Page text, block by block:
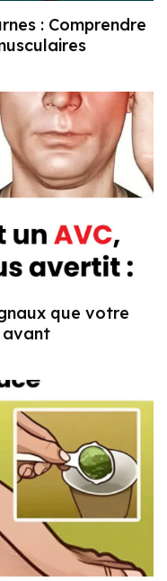
: Comprendre
que votre
avant